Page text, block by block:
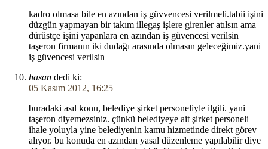
kadro olmasa bile en azından iş güvvencesi verilmeli.tabii işini
düzgün yapmayan bir takım illegaş işlere girenler atılsın ama
dürüstçe işini yapanlara en azından iş güvencesi verilsin
taşeron firmanın iki dudağı arasında olmasın geleceğimiz.yani
iş güvencesi verilsin
hasan dedi ki:
05 Kasım 2012, 16:25
buradaki asıl konu, belediye şirket personeliyle ilgili. yani
taşeron diyemezsiniz. çünkü belediyeye ait şirket personeli
ihale yoluyla yine belediyenin kamu hizmetinde direkt görev
alıyor. bu konuda en azından yasal düzenleme yapılabilir diye